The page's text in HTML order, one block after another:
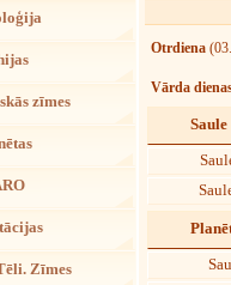
zīmes
Zīmes
Otrdiena
Vārda
Saule